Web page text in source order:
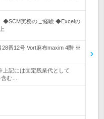
◆SCM実務のご経験 ◆Excelの
28番12号 Vort麻布maxim 4階 ※
記には固定残業代として
む…